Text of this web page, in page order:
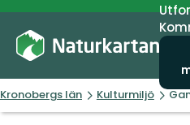
Kronobergs län Kulturmiljö